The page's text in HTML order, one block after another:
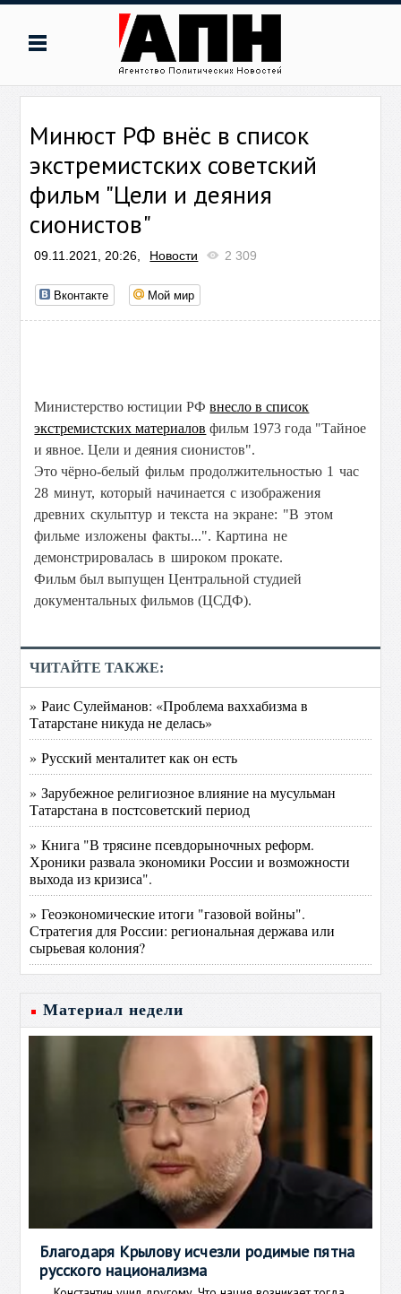
Минюст РФ внёс в список
экстремистских советский
фильм "Цели и деяния
сионистов"
09.11.2021, 20:26, Новости 2 309
Вконтакте Мой мир
Министерство юстиции РФвнесло в список
экстремистских материалов фильм 1973 года "Тайное
и явное. Цели и деяния сионистов".
Эточёрно-белый фильм продолжительностью 1 час
28 минут, который начинается с изображения
древних скульптур и текста на экране: "В этом
фильме изложены факты...". Картина не
демонстрировалась в широком прокате.
Фильм был выпущен Центральной студией
документальных фильмов (ЦСДФ).
ЧИТАЙТЕ ТАКЖЕ:
» Раис Сулейманов: «Проблема ваххабизма в
Татарстане никуда не делась»
» Русский менталитет как он есть
» Зарубежное религиозное влияние на мусульман
Татарстана в постсоветский период
» Книга "В трясине псевдорыночных реформ.
Хроники развала экономики России и возможности
выхода из кризиса".
» Геоэкономические итоги "газовой войны".
Стратегия для России: региональная держава или
сырьевая колония?
Материал недели
Благодаря Крылову исчезли родимые пятна
русского национализма